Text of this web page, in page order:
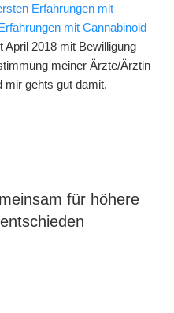
Erfahrungen mit
mit Cannabinoid
2018 mit Bewilligung
meiner Ärzte/Ärztin
mir gehts gut damit.
für höhere